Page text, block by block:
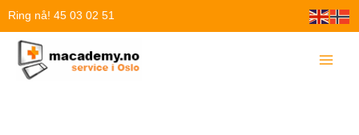
Hopp
innholdet
Ring nå! 45 03 02 51